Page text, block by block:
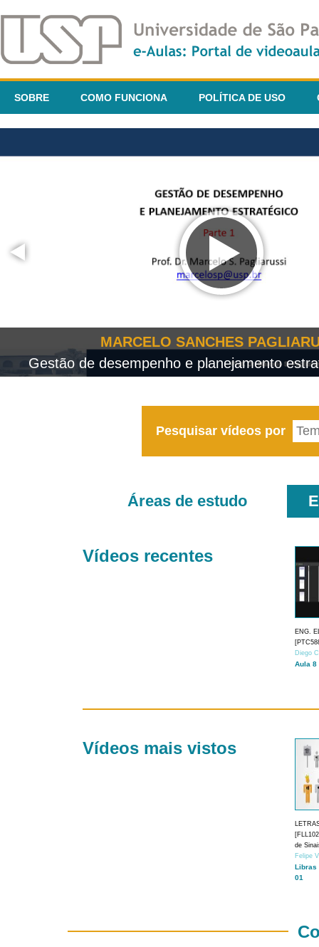
SOBRE COMO FUNCIONA POLÍTICA DE USO
MARCELO SANCHES
Gestão de desempenho e planejamento
Pesquisar vídeos por
Áreas de estudo
Vídeos recentes
ENG.
Diego
Aula 8
Vídeos mais vistos
de
Felipe
Libras
01